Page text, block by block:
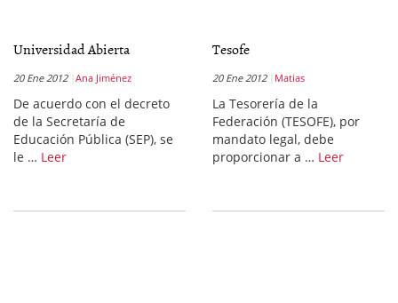
Universidad Abierta
20 Ene 2012 Ana Jiménez
De acuerdo con el decreto
de la Secretaría de
Educación Pública (SEP), se
le … Leer
Tesofe
20 Ene 2012 Matias
La Tesorería de la
Federación (TESOFE), por
mandato legal, debe
proporcionar a … Leer